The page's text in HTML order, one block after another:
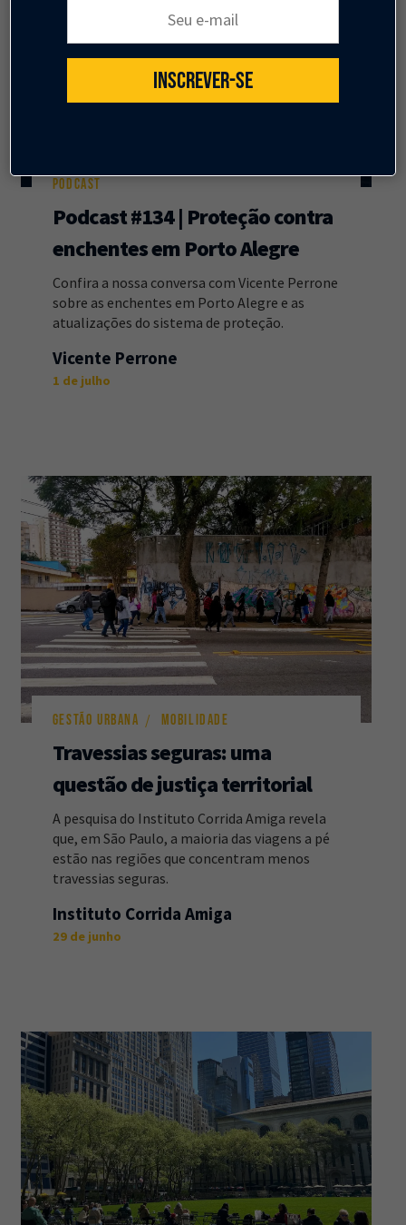
PODCAST
Podcast #134 | Proteção contra
enchentes em Porto Alegre
Confira a nossa conversa com Vicente Perrone
sobre as enchentes em Porto Alegre e as
atualizações do sistema de proteção.
Vicente Perrone
1 de julho
GESTÃO URBANA MOBILIDADE
Travessias seguras: uma
questão de justiça territorial
A pesquisa do Instituto Corrida Amiga revela
que, em São Paulo, a maioria das viagens a pé
estão nas regiões que concentram menos
travessias seguras.
Instituto Corrida Amiga
29 de junho
INSCREVER-SE